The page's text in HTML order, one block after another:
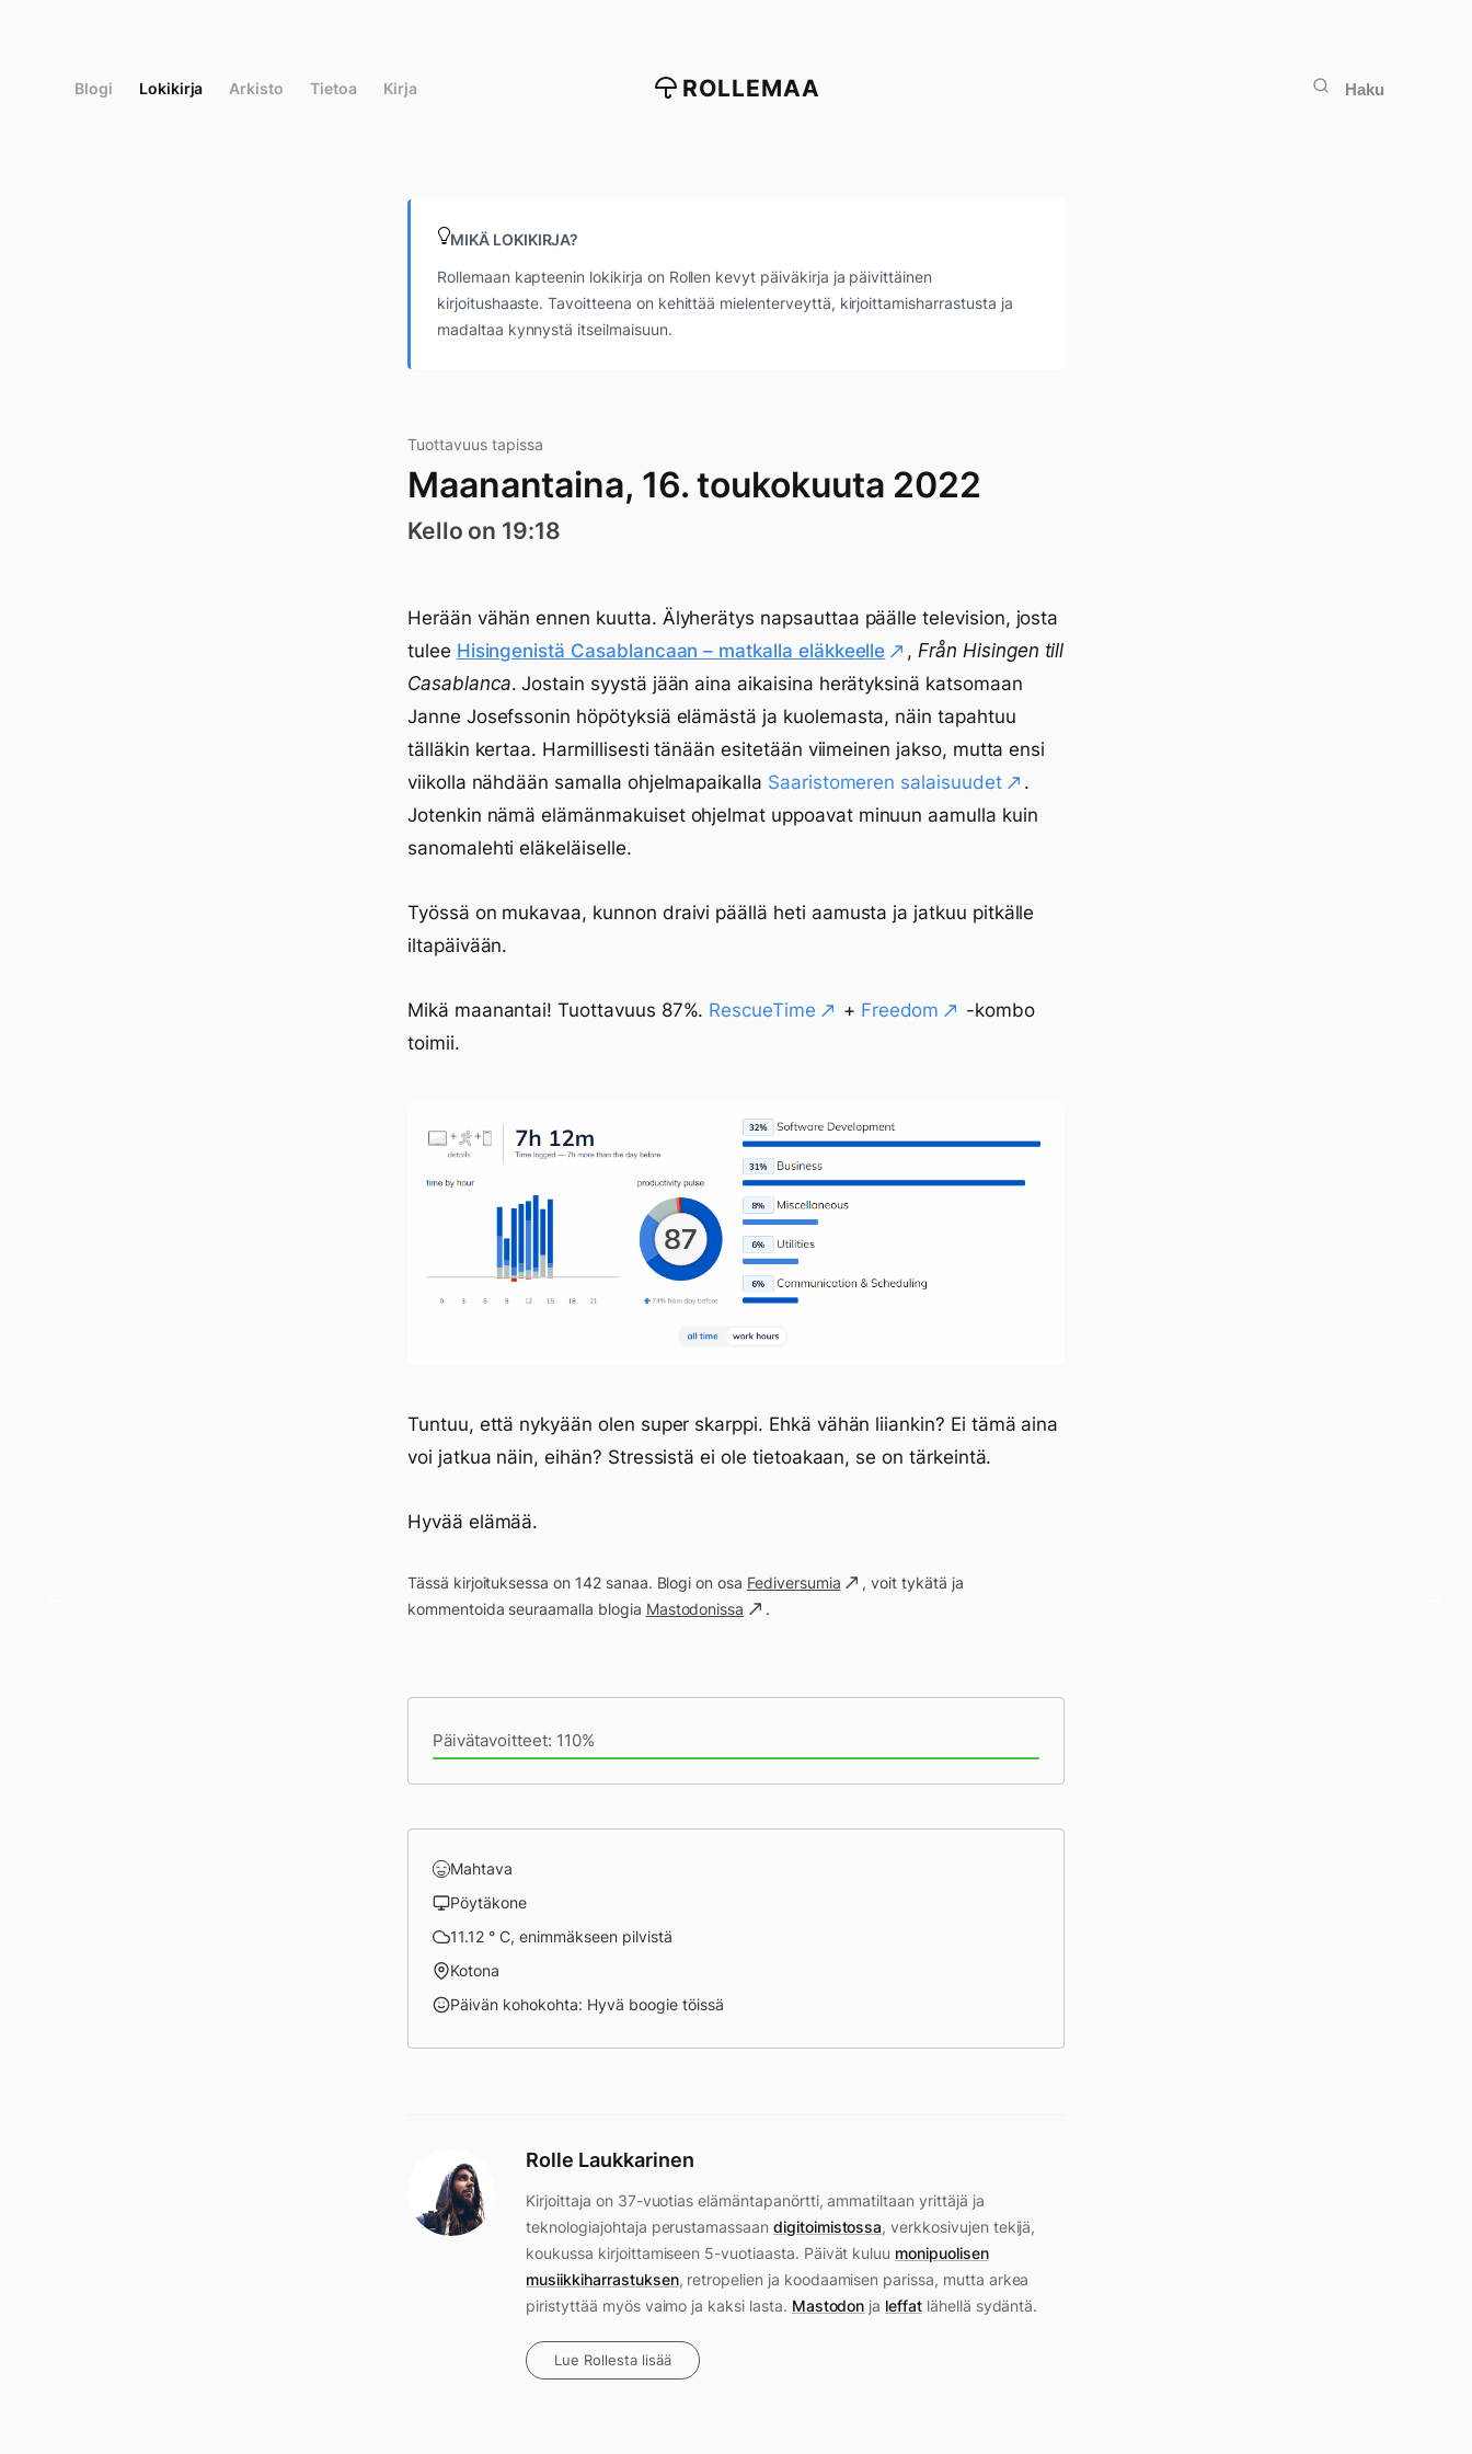
Blogi Lokikirja Arkisto Tietoa Kirja ROLLEMAA Haku
MIKÄ LOKIKIRJA?
Rollemaan kapteenin lokikirja on Rollen kevyt päiväkirja ja päivittäinen
kirjoitushaaste. Tavoitteena on kehittää mielenterveyttä, kirjoittamisharrastusta ja
madaltaa kynnystä itseilmaisuun.
Tuottavuus tapissa
Maanantaina, 16. toukokuuta 2022
Kello on 19:18
Herään vähän ennen kuutta. Älyherätys napsauttaa päälle television, josta
tulee Hisingenistä Casablancaan – matkalla eläkkeelle ,Från Hisingen till
Casablanca. Jostain syystä jään aina aikaisina herätyksinä katsomaan
Janne Josefssonin höpötyksiä elämästä ja kuolemasta, näin tapahtuu
tälläkin kertaa. Harmillisesti tänään esitetään viimeinen jakso, mutta ensi
viikolla nähdään samalla ohjelmapaikalla Saaristomeren salaisuudet
.
Jotenkin nämä elämänmakuiset ohjelmat uppoavat minuun aamulla kuin
sanomalehti eläkeläiselle.
Työssä on mukavaa, kunnon draivi päällä heti aamusta ja jatkuu pitkälle
iltapäivään.
Mikä maanantai! Tuottavuus 87%. RescueTime + Freedom
-kombo
toimii.
Tuntuu, että nykyään olen super skarppi. Ehkä vähän liiankin? Ei tämä aina
voi jatkua näin, eihän? Stressistä ei ole tietoakaan, se on tärkeintä.
Hyvää elämää.
Tässä kirjoituksessa on 142 sanaa. Blogi on osa Fediversumia
, voit tykätä ja
kommentoida seuraamalla blogia Mastodonissa .
Päivätavoitteet: 110%
Mahtava
Pöytäkone
11.12 ° C, enimmäkseen pilvistä
Kotona
Päivän kohokohta: Hyvä boogie töissä
Rolle Laukkarinen
Kirjoittaja on 37-vuotias elämäntapanörtti, ammatiltaan yrittäjä ja
teknologiajohtaja perustamassaan digitoimistossa, verkkosivujen tekijä,
koukussa kirjoittamiseen 5-vuotiaasta. Päivät kuluu monipuolisen
musiikkiharrastuksen, retropelien ja koodaamisen parissa, mutta arkea
piristyttää myös vaimo ja kaksi lasta. Mastodon ja leffatlähellä sydäntä.
Lue Rollesta lisää
Mietteitä